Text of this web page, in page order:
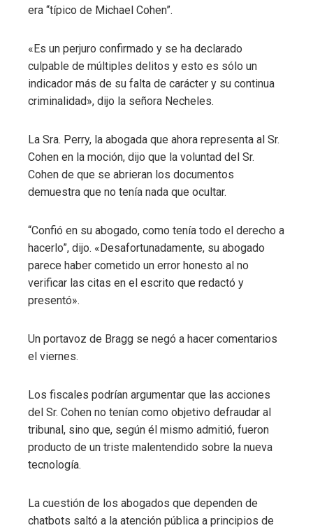
era “típico de Michael Cohen”.
«Es un perjuro confirmado y se ha declarado
culpable de múltiples delitos y esto es sólo un
indicador más de su falta de carácter y su continua
criminalidad», dijo la señora Necheles.
La Sra. Perry, la abogada que ahora representa al Sr.
Cohen en la moción, dijo que la voluntad del Sr.
Cohen de que se abrieran los documentos
demuestra que no tenía nada que ocultar.
“Confió en su abogado, como tenía todo el derecho a
hacerlo”, dijo. «Desafortunadamente, su abogado
parece haber cometido un error honesto al no
verificar las citas en el escrito que redactó y
presentó».
Un portavoz de Bragg se negó a hacer comentarios
el viernes.
Los fiscales podrían argumentar que las acciones
del Sr. Cohen no tenían como objetivo defraudar al
tribunal, sino que, según él mismo admitió, fueron
producto de un triste malentendido sobre la nueva
tecnología.
La cuestión de los abogados que dependen de
chatbots saltó a la atención pública a principios de